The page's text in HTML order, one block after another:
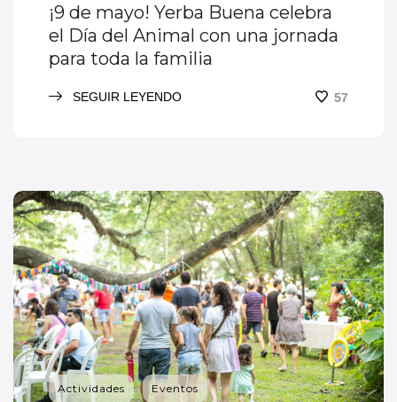
¡9 de mayo! Yerba Buena celebra
el Día del Animal con una jornada
para toda la familia
SEGUIR LEYENDO 57
Actividades Eventos